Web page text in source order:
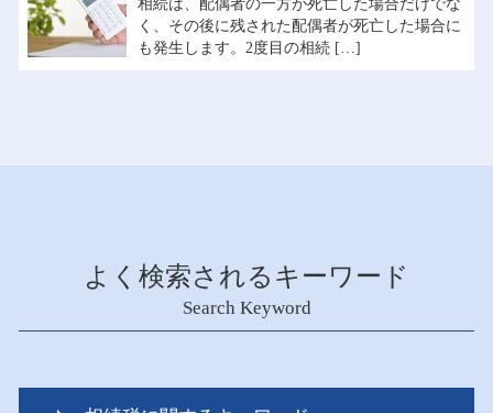
相続は、配偶者の一方が死亡した場合だけでな
く、その後に残された配偶者が死亡した場合に
も発生します。2度目の相続 […]
よく検索されるキーワード
Search Keyword